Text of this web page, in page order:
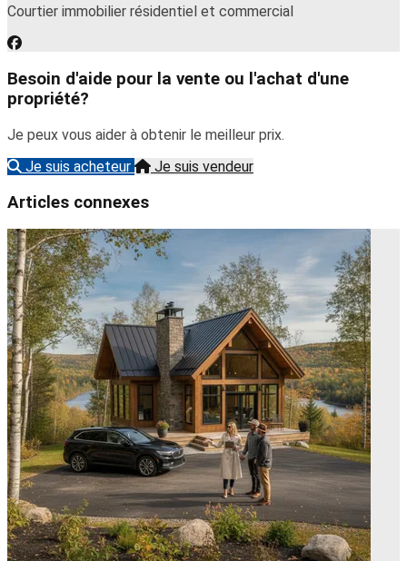
Courtier immobilier résidentiel et commercial
Besoin d'aide pour la vente ou l'achat d'une
propriété?
Je peux vous aider à obtenir le meilleur prix.
Je suis acheteur
Je suis vendeur
Articles connexes